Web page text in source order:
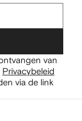
van
Privacybeleid
via de link